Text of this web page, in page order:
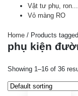
Vật tư phụ, ron...
Vỏ màng RO
Home / Products
phụ kiện
Showing 1–16 of 36